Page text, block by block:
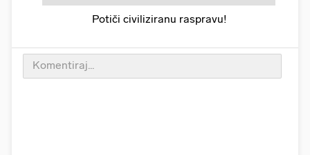
Potiči civiliziranu raspravu!